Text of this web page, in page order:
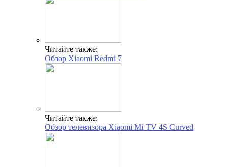
Читайте также:
Обзор Xiaomi Redmi 7
Читайте также:
Обзор телевизора Xiaomi Mi TV 4S Curved